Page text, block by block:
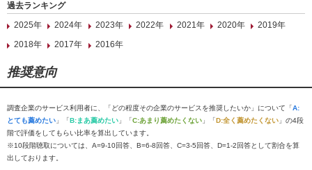
過去ランキング
2025年
2024年 2023年 2022年 2021年 2020年
2019年
2018年
2017年 2016年
推奨意向
調査企業のサービス利用者に、「どの程度その企業のサービスを推奨したいか」について「A:
とても薦めたい 」「B:まあ薦めたい 」「C:あまり薦めたくない 」「D:全く薦めたくない 」の4段
階で評価をしてもらい比率を算出しています。
※10段階聴取については、A=9-10回答、B=6-8回答、C=3-5回答、D=1-2回答として割合を算
出しております。